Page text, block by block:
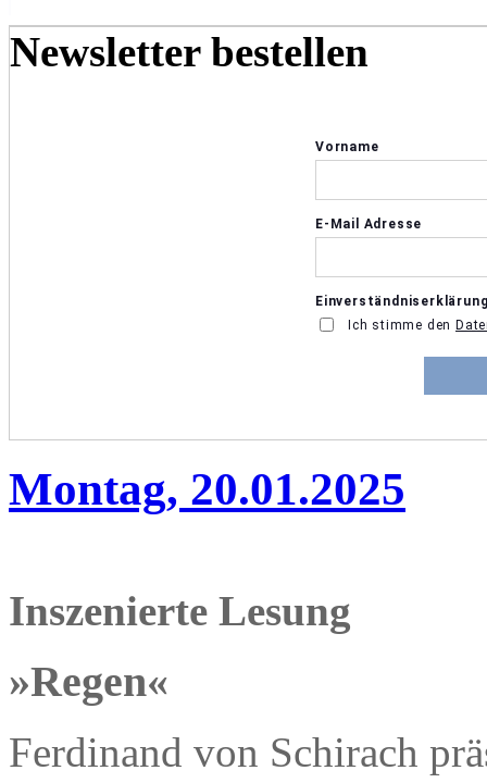
Newsletter bestellen
Montag, 20.01.2025
Inszenierte Lesung
»Regen«
Ferdinand von Schirach